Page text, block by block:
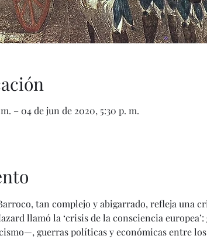
– 04 de jun de 2020, 5:30 p. m.
tan complejo y abigarrado, refleja una
llamó la ‘crisis de la consciencia
guerras políticas y económicas entre